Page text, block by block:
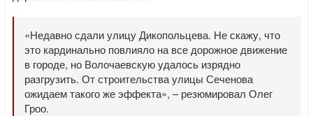
«Недавно сдали улицу Дикопольцева. Не скажу, что
это кардинально повлияло на все дорожное движение
в городе, но Волочаевскую удалось изрядно
разгрузить. От строительства улицы Сеченова
ожидаем такого же эффекта», – резюмировал Олег
Гроо.